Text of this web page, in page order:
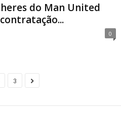
do Man United
0
3